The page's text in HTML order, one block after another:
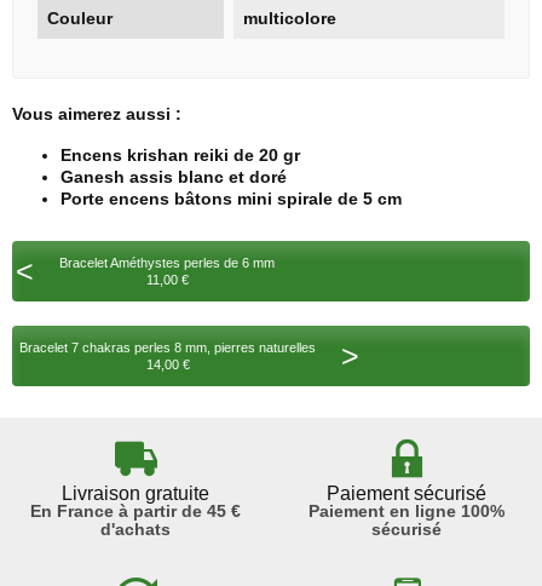
Couleur multicolore
Vous aimerez aussi :
Encens krishan reiki de 20 gr
Ganesh assis blanc et doré
Porte encens bâtons mini spirale de 5 cm
<
Bracelet Améthystes perles de 6 mm
11,00 €
Bracelet 7 chakras perles 8 mm, pierres naturelles
14,00 €
>
Livraison gratuite
En France à partir de 45 €
d'achats
Paiement sécurisé
Paiement en ligne 100%
sécurisé